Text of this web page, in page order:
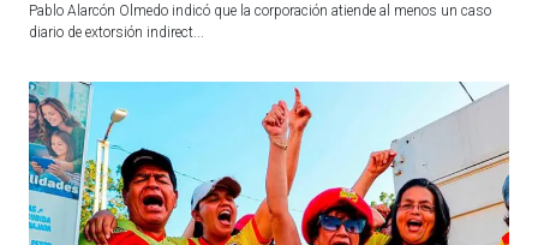
Pablo Alarcón Olmedo indicó que la corporación atiende al menos un caso
diario de extorsión indirect...